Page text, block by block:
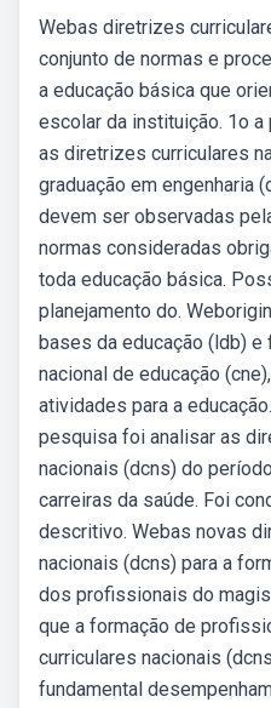
Webas diretrizes
conjunto de normas e
a educação básica que
escolar da instituição. 1o
as diretrizes curriculares
graduação em engenharia
devem ser observadas
normas consideradas
toda educação básica.
planejamento do.
bases da educação (ldb)
nacional de educação
atividades para a
pesquisa foi analisar as
nacionais (dcns) do
carreiras da saúde. Foi
descritivo. Webas novas
nacionais (dcns) para a
dos profissionais do
que a formação de
curriculares nacionais
fundamental